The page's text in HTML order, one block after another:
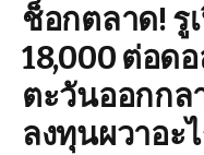
ช็อกตลาด! รู
18,000 ต่อด
ตะวันออกกล
ลงทุนผวาอะ